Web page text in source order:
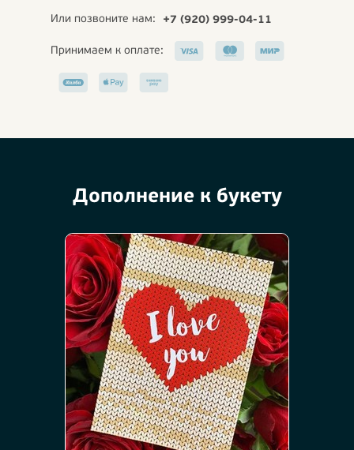
Или позвоните нам: +7 (920) 999-04-11
Принимаем к оплате:
Дополнение к букету